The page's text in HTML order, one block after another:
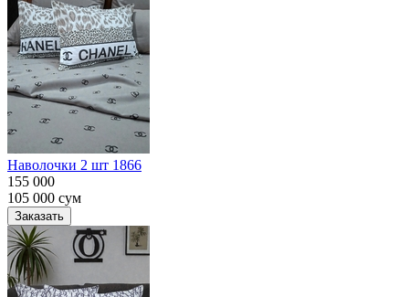
Наволочки 2 шт 1866
155 000
105 000 сум
Заказать